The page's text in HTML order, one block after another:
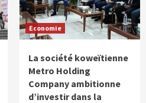
Economie
La société koweïtienne
Metro Holding
Company ambitionne
d’investir dans la